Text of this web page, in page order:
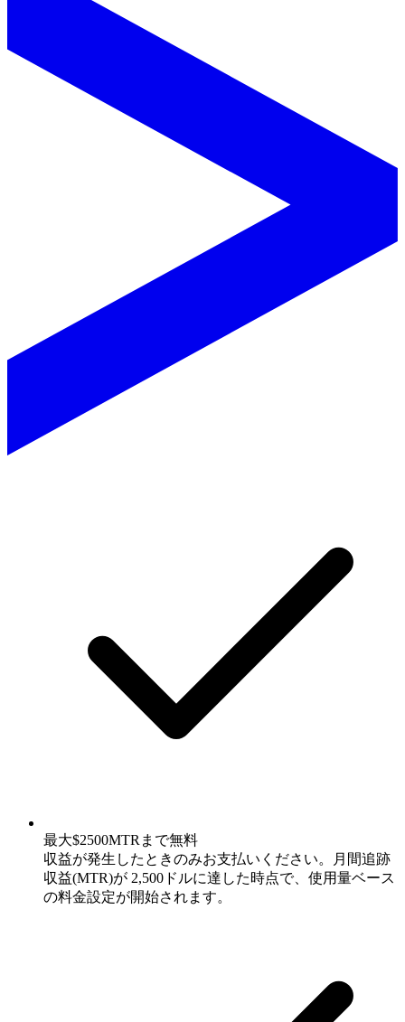
最大$2500MTRまで無料
収益が発生したときのみお支払いください。月間追跡
収益(MTR)が 2,500ドルに達した時点で、使用量ベース
の料金設定が開始されます。